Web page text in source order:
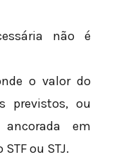
não é
o valor do
previstos, ou
em
ou STJ.